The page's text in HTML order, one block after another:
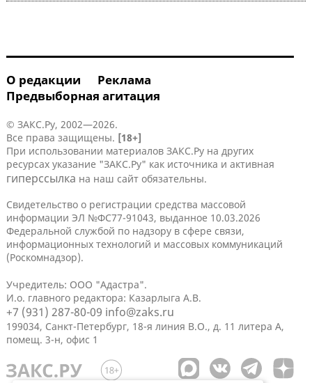
О редакции
Реклама
Предвыборная агитация
© ЗАКС.Ру, 2002—2026.
Все права защищены. [18+]
При использовании материалов ЗАКС.Ру на других
ресурсах указание "ЗАКС.Ру" как источника и активная
гиперссылка на наш сайт обязательны.
Свидетельство о регистрации средства массовой
информации ЭЛ №ФС77-91043, выданное 10.03.2026
Федеральной службой по надзору в сфере связи,
информационных технологий и массовых коммуникаций
(Роскомнадзор).
Учредитель: ООО "Адастра".
И.о. главного редактора: Казарлыга А.В.
+7 (931) 287-80-09 info@zaks.ru
199034, Санкт-Петербург, 18-я линия В.О., д. 11 литера А,
помещ. 3-н, офис 1